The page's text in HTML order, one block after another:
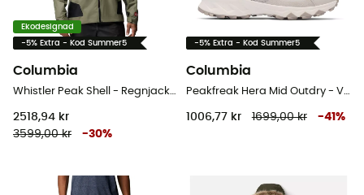
Ekodesignad
-5% Extra - Kod Summer5
Columbia
Whistler Peak Shell - Regnjacka - Herr
2518,94 kr
3599,00 kr
-30%
-5% Extra - Kod Summer5
Columbia
Peakfreak Hera Mid Outdry - Vandringsskor - Dam
1006,77 kr 1699,00 kr -41 %